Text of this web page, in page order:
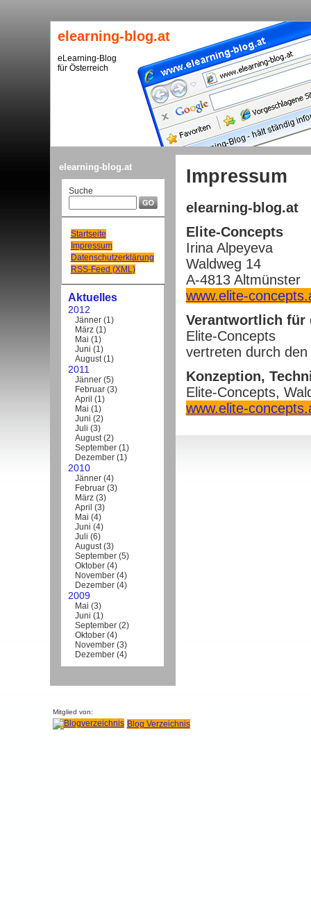
elearning-blog.at
eLearning-Blog
für Österreich
elearning-blog.at
Suche
Startseite
Impressum
Datenschutzerklärung
RSS-Feed (XML)
Aktuelles
2012
Jänner (1)
März (1)
Mai (1)
Juni (1)
August(1)
2011
Jänner (5)
Februar (3)
April (1)
Mai (1)
Juni (2)
Juli (3)
August(2)
September (1)
Dezember (1)
2010
Jänner (4)
Februar (3)
März (3)
April (3)
Mai (4)
Juni (4)
Juli (6)
August(3)
September (5)
Oktober (4)
November (4)
Dezember (4)
2009
Mai (3)
Juni (1)
September (2)
Oktober (4)
November (3)
Dezember (4)
Impressum
elearning-blog.at
Elite-Concepts
Irina Alpeyeva
Waldweg 14
A-4813 Altmünster
www.elite-
Verantwortlich für
Elite-Concepts
vertreten durch
Konzeption,
Elite-Concepts,
www.elite-
Mitglied von:
Blog Verzeichnis